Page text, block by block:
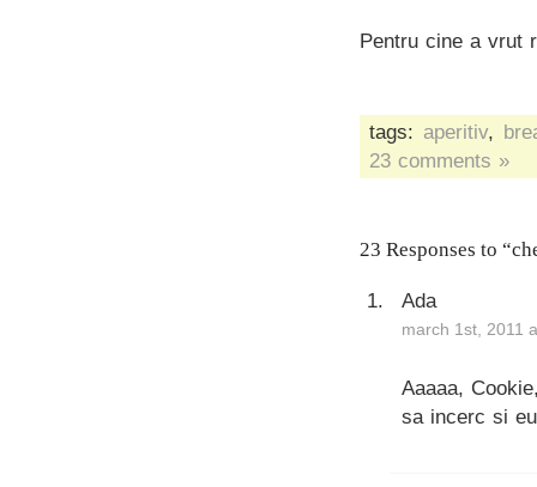
Pentru cine a vrut
tags: aperitiv,
23 comments »
23 Responses to
Ada
march 1st, 2011
Aaaaa,
sa incerc si